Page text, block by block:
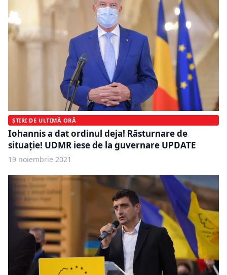
ȘTIRI DE ULTIMĂ ORĂ
Iohannis a dat ordinul deja! Răsturnare de
situație! UDMR iese de la guvernare UPDATE
19 noiembrie 2021